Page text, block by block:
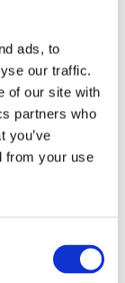
ads, to
our traffic.
of our site with
partners who
you’ve
from your use
V/6/7/8-serien